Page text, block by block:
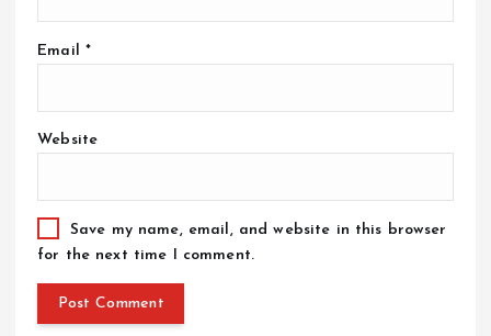
Email *
Website
Save my name, email, and website in this browser
for the next time I comment.